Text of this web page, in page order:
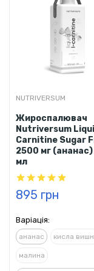
NUTRIVERSUM
Жироспалювач
Nutriversum
Carnitine Sugar
2500 мг
мл
895 грн
Варіація:
ананас кисла
малина